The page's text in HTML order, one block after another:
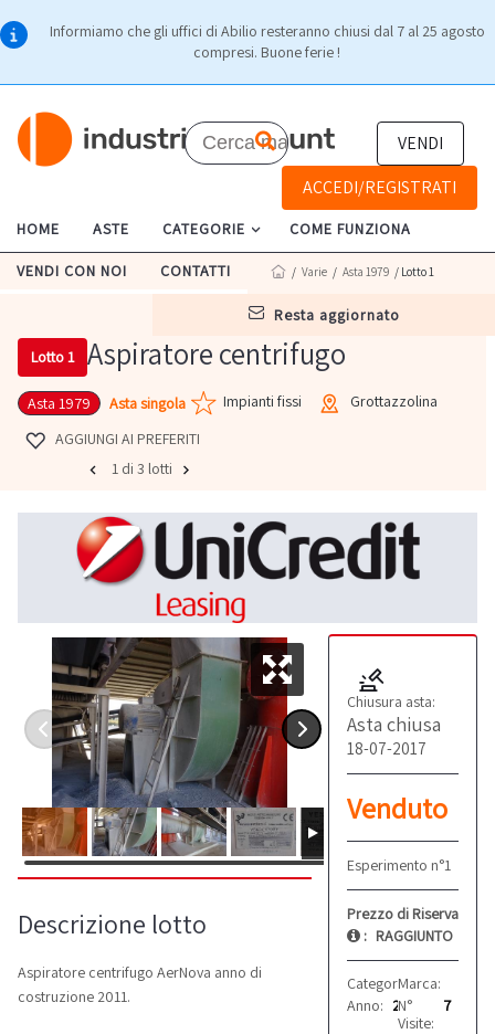
Informiamo che gli uffici di Abilio resteranno chiusi dal 7 al 25 agosto
compresi. Buone ferie !
VENDI
ACCEDI/REGISTRATI
HOME ASTE CATEGORIE COME FUNZIONA
VENDI CON NOI CONTATTI
resta aggiornato
/ Varie / Asta 1979 / Lotto 1
Lotto 1 Aspiratore centrifugo
Asta 1979 Asta singola Impianti fissi
Grottazzolina
AGGIUNGI AI PREFERITI
1 di 3 lotti
Chiusura asta:
Asta chiusa
18-07-2017
Venduto
Esperimento n°1
Prezzo di Riserva
: RAGGIUNTO
Categoria: Impianti
Marca:
Anno: 2011
N°
Visite:
7
Descrizione lotto
Aspiratore centrifugo AerNova anno di
costruzione 2011.